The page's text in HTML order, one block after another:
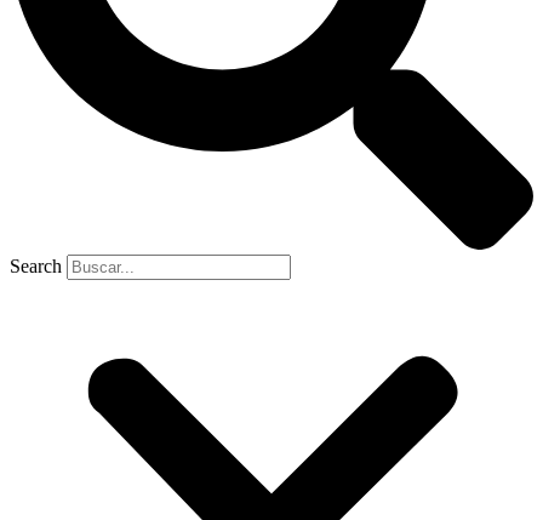
Search